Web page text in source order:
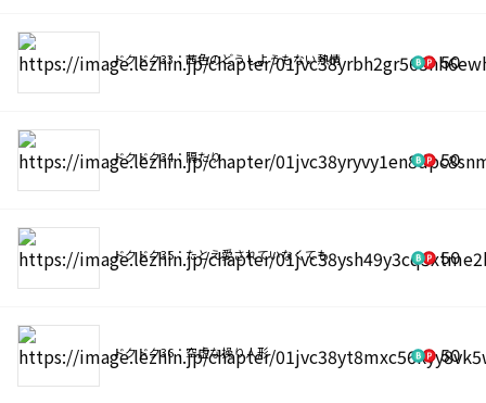
ドクドク33：茜色のどうしようもない熱情 50
ドクドク34：隔たり 50
ドクドク35：たとえ愛されていなくても 50
ドクドク36：空虚な操り人形 50